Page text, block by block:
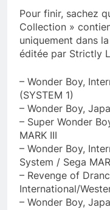
Pour finir, sachez
Collection »
uniquement dans
éditée par Strictly
– Wonder Boy,
(SYSTEM 1)
– Wonder Boy,
– Super Wonder
MARK III
– Wonder Boy,
System / Sega
– Revenge of
International/
– Wonder Boy,